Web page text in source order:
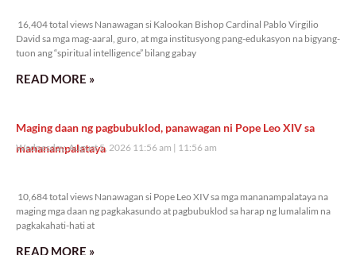
16,404 total views Nanawagan si Kalookan Bishop Cardinal Pablo Virgilio
David sa mga mag-aaral, guro, at mga institusyong pang-edukasyon na bigyang-
tuon ang “spiritual intelligence” bilang gabay
READ MORE »
Maging daan ng pagbubuklod, panawagan ni Pope Leo XIV sa
mananampalataya
Wednesday, August 5, 2026 11:56 am 11:56 am
10,684 total views Nanawagan si Pope Leo XIV sa mga mananampalataya na
maging mga daan ng pagkakasundo at pagbubuklod sa harap ng lumalalim na
pagkakahati-hati at
READ MORE »